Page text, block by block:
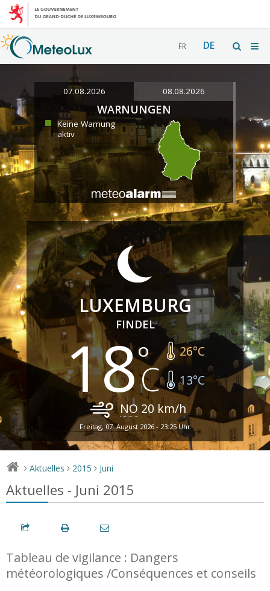
FR DE
07.08.2026 08.08.2026
WARNUNGEN
Keine Warnung
aktiv
LUXEMBURG
FINDEL
18 26°C
13°C
NO 20 km/h
Freitag, 07. August 2026 - 23:25 Uhr
> Aktuelles > 2015 > Juni
Aktuelles - Juni 2015
Tableau de vigilance : Dangers
météorologiques /Conséquences et conseils